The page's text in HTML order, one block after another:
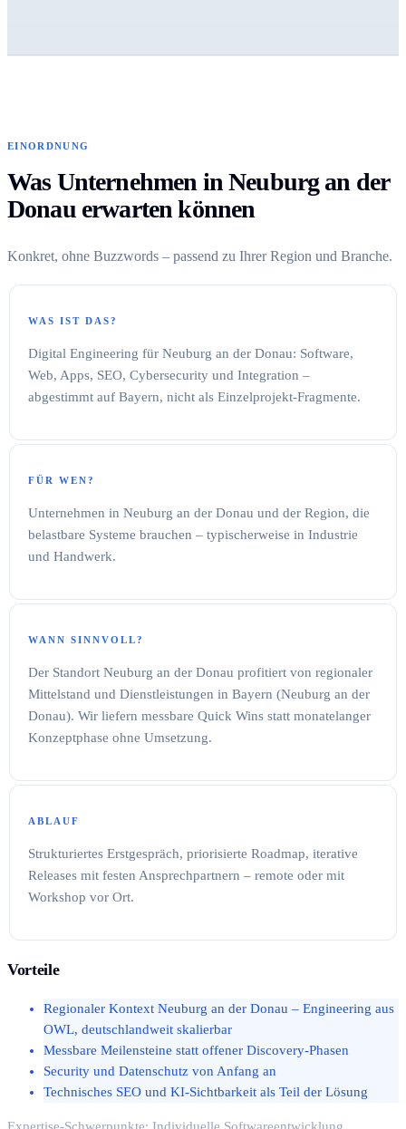
EINORDNUNG
Was Unternehmen in Neuburg an der
Donau erwarten können
Konkret, ohne Buzzwords – passend zu Ihrer Region und Branche.
WAS IST DAS?
Digital Engineering für Neuburg an der Donau: Software,
Web, Apps, SEO, Cybersecurity und Integration –
abgestimmt auf Bayern, nicht als Einzelprojekt-Fragmente.
FÜR WEN?
Unternehmen in Neuburg an der Donau und der Region, die
belastbare Systeme brauchen – typischerweise in Industrie
und Handwerk.
WANN SINNVOLL?
Der Standort Neuburg an der Donau profitiert von regionaler
Mittelstand und Dienstleistungen in Bayern (Neuburg an der
Donau). Wir liefern messbare Quick Wins statt monatelanger
Konzeptphase ohne Umsetzung.
ABLAUF
Strukturiertes Erstgespräch, priorisierte Roadmap, iterative
Releases mit festen Ansprechpartnern – remote oder mit
Workshop vor Ort.
Vorteile
Regionaler Kontext Neuburg an der Donau – Engineering aus
OWL, deutschlandweit skalierbar
Messbare Meilensteine statt offener Discovery-Phasen
Security und Datenschutz von Anfang an
Technisches SEO und KI-Sichtbarkeit als Teil der Lösung
Expertise-Schwerpunkte: Individuelle Softwareentwicklung,